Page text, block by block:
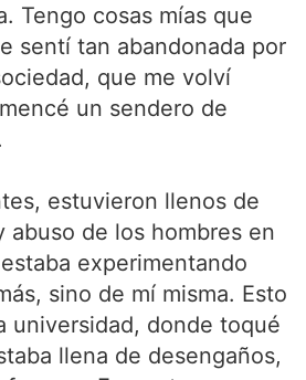
Tengo cosas mías que
sentí tan abandonada por
que me volví
un sendero de
estuvieron llenos de
abuso de los hombres en
experimentando
sino de mí misma. Esto
universidad, donde toqué
llena de desengaños,